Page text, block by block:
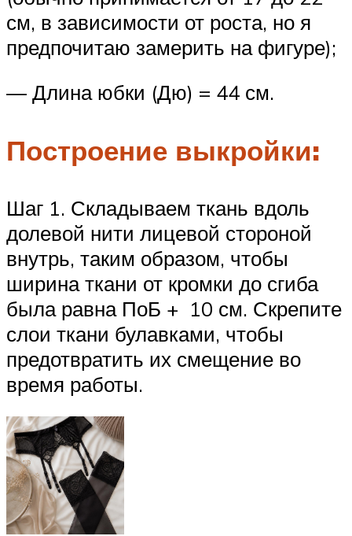
см, в зависимости от роста, но я
предпочитаю замерить на фигуре);
— Длина юбки (Дю) = 44 см.
Построение выкройки:
Шаг 1. Складываем ткань вдоль
долевой нити лицевой стороной
внутрь, таким образом, чтобы
ширина ткани от кромки до сгиба
была равна ПоБ + 10 см. Скрепите
слои ткани булавками, чтобы
предотвратить их смещение во
время работы.